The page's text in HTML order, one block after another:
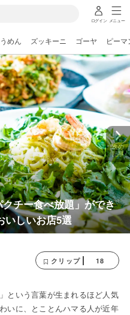
ログイン メニュー
めん ズッキーニ ゴーヤ ピーマ
チー食べ放題」ができ
いしいお店5選
次の
記事
クリップ 18
という言葉が生まれるほど人気
いに、とことんハマる人が近年